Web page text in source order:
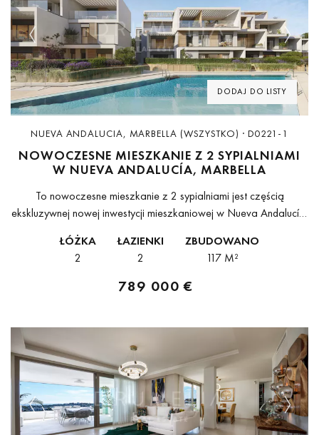
DODAJ DO LISTY
Previous Next
NUEVA ANDALUCIA, MARBELLA (WSZYSTKO) · D0221-1
NOWOCZESNE MIESZKANIE Z 2 SYPIALNIAMI
W NUEVA ANDALUCÍA, MARBELLA
To nowoczesne mieszkanie z 2 sypialniami jest częścią
ekskluzywnej nowej inwestycji mieszkaniowej w Nueva Andalucía,
dobrze skomunikowanym otoczeniu. Przestronne wnętrza,
naturalne oświetlenie...
ŁÓŻKA
2
ŁAZIENKI
2
ZBUDOWANO
117 M²
789 000 €
Previous Next